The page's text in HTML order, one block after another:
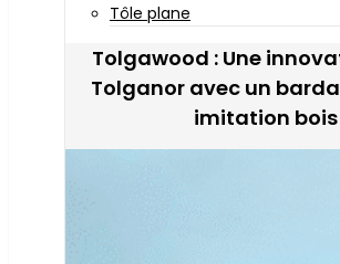
Tôle plane
Tolgawood : Une
Tolganor avec un
imitation bois